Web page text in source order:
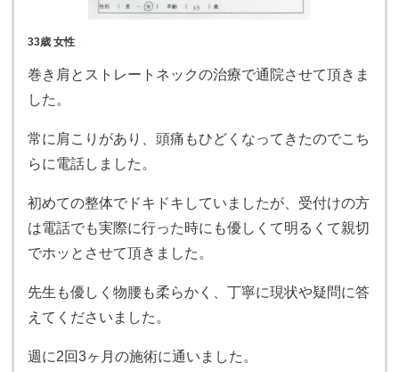
33歳 女性
巻き肩とストレートネックの治療で通院させて頂きま
した。
常に肩こりがあり、頭痛もひどくなってきたのでこち
らに電話しました。
初めての整体でドキドキしていましたが、受付けの方
は電話でも実際に行った時にも優しくて明るくて親切
でホッとさせて頂きました。
先生も優しく物腰も柔らかく、丁寧に現状や疑問に答
えてくださいました。
週に2回3ヶ月の施術に通いました。